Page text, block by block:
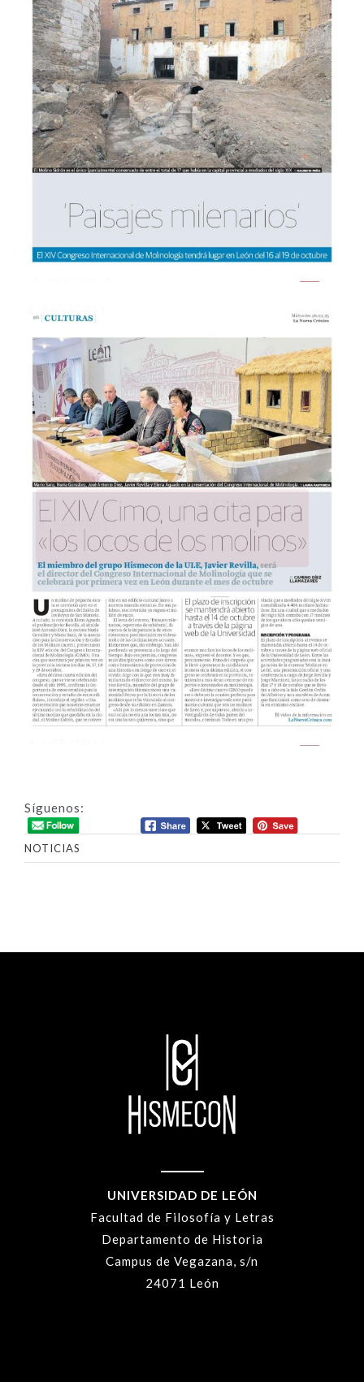
Síguenos:
NOTICIAS
UNIVERSIDAD DE LEÓN
Facultad de Filosofía y Letras
Departamento de Historia
Campus de Vegazana, s/n
24071 León